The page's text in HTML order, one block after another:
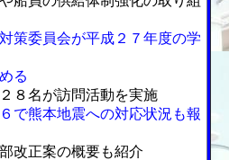
策委員会が平成２７年度の学
る
８名が訪問活動を実施
で熊本地震への対応状況も報
改正案の概要も紹介